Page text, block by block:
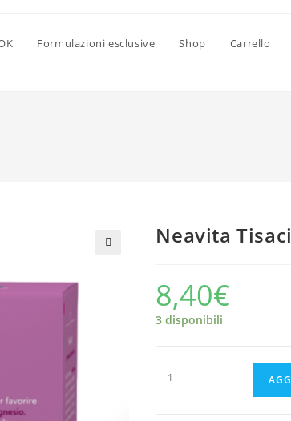
Formulazioni esclusive Shop Carrello
Neavita
8,40€
3 disponibili
Neavita
Tisacist